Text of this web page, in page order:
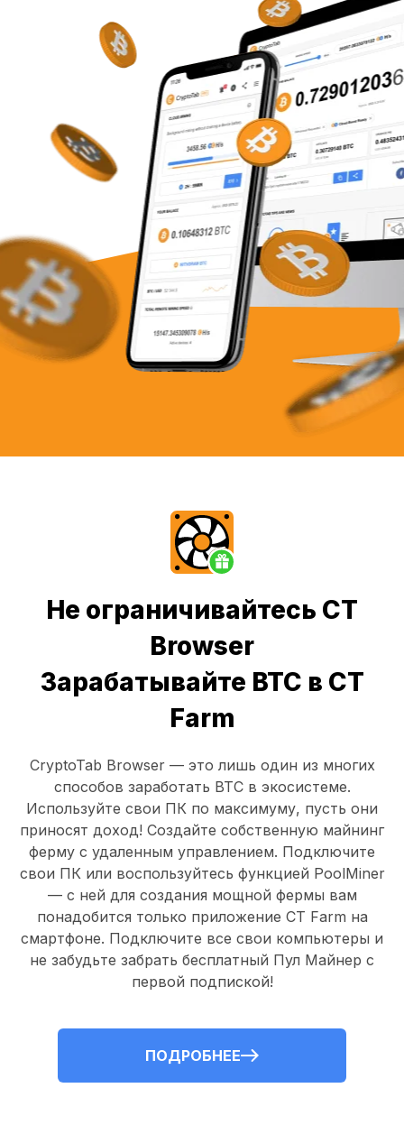
Не ограничивайтесь CT
Browser
Зарабатывайте BTC в CT
Farm
CryptoTab Browser— это лишь один из многих
способов заработать BTC в экосистеме.
Используйте свои ПК по максимуму, пусть они
приносят доход! Создайте собственную майнинг
ферму с удаленным управлением. Подключите
свои ПКили воспользуйтесь функцией PoolMiner
— с ней для создания мощной фермы вам
понадобится только приложение CT Farm на
смартфоне. Подключите все свои компьютеры и
не забудьте забрать бесплатный Пул Майнер с
первой подпиской!
ПОДРОБНЕЕ